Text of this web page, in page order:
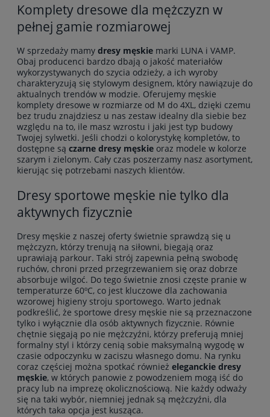
Komplety dresowe dla mężczyzn w
pełnej gamie rozmiarowej
W sprzedaży mamy dresy męskie marki LUNA i VAMP.
Obaj producenci bardzo dbają o jakość materiałów
wykorzystywanych do szycia odzieży, a ich wyroby
charakteryzują się stylowym designem, który nawiązuje do
aktualnych trendów w modzie. Oferujemy męskie
komplety dresowe w rozmiarze od M do 4XL, dzięki czemu
bez trudu znajdziesz u nas zestaw idealny dla siebie bez
względu na to, ile masz wzrostu i jaki jest typ budowy
Twojej sylwetki. Jeśli chodzi o kolorystykę kompletów, to
dostępne są czarne dresy męskie oraz modele w kolorze
szarym i zielonym. Cały czas poszerzamy nasz asortyment,
kierując się potrzebami naszych klientów.
Dresy sportowe męskie nie tylko dla
aktywnych fizycznie
Dresy męskie z naszej oferty świetnie sprawdzą się u
mężczyzn, którzy trenują na siłowni, biegają oraz
uprawiają parkour. Taki strój zapewnia pełną swobodę
ruchów, chroni przed przegrzewaniem się oraz dobrze
absorbuje wilgoć. Do tego świetnie znosi częste pranie w
temperaturze 60ºC, co jest kluczowe dla zachowania
wzorowej higieny stroju sportowego. Warto jednak
podkreślić, że sportowe dresy męskie nie są przeznaczone
tylko i wyłącznie dla osób aktywnych fizycznie. Równie
chętnie sięgają po nie mężczyźni, którzy preferują mniej
formalny styl i którzy cenią sobie maksymalną wygodę w
czasie odpoczynku w zaciszu własnego domu. Na rynku
coraz częściej można spotkać również eleganckie dresy
męskie, w których panowie z powodzeniem mogą iść do
pracy lub na imprezę okolicznościową. Nie każdy odważy
się na taki wybór, niemniej jednak są mężczyźni, dla
których taka opcja jest kusząca.